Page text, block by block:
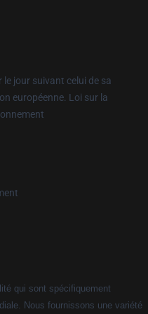
jour suivant celui de sa
européenne. Loi sur la
qui sont spécifiquement
Nous fournissons une variété